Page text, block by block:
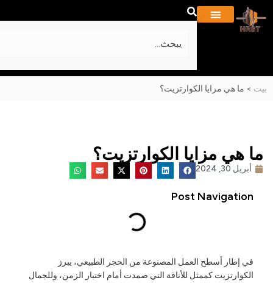
ما هي مزايا الكوارتزيت؟
هي مزايا الكوارتزيت؟
30, 2024
Post
إطار أسطح العمل المصنوعة من الحجر الطبيعي، يبرز
كممثل للأناقة التي صمدت أمام اختبار الزمن، وللجمال